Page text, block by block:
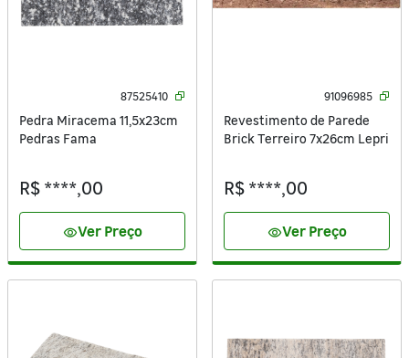
87525410
Pedra Miracema 11,5x23cm
Pedras Fama
R$ ****,00
visibilityVer Preço
91096985
Revestimento de Parede
Brick Terreiro 7x26cm Lepri
R$ ****,00
visibilityVer Preço